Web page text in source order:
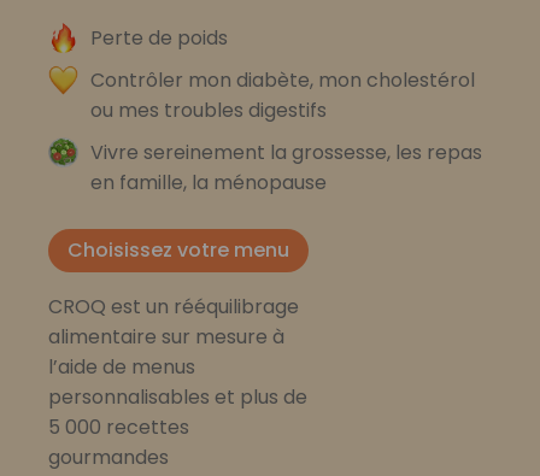
Perte de poids
Contrôler mon diabète, mon cholestérol
ou mes troubles digestifs
Vivre sereinement la grossesse, les repas
en famille, la ménopause
Choisissez votre menu
CROQ est un rééquilibrage
alimentaire sur mesure à
l’aide de menus
personnalisables et plus de
5 000 recettes
gourmandes